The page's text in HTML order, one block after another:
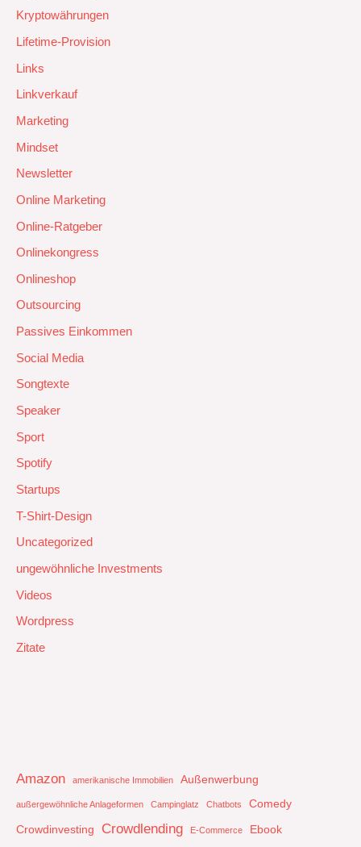
Kryptowährungen
Lifetime-Provision
Links
Linkverkauf
Marketing
Mindset
Newsletter
Online Marketing
Online-Ratgeber
Onlinekongress
Onlineshop
Outsourcing
Passives Einkommen
Social Media
Songtexte
Speaker
Sport
Spotify
Startups
T-Shirt-Design
Uncategorized
ungewöhnliche Investments
Videos
Wordpress
Zitate
Amazon amerikanische Immobilien Außenwerbung
außergewöhnliche Anlageformen Campinglatz Chatbots
Comedy
Crowdinvesting
Crowdlending E-Commerce Ebook